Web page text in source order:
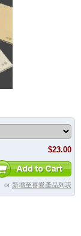
$23.00
or 新增至喜愛產品列表